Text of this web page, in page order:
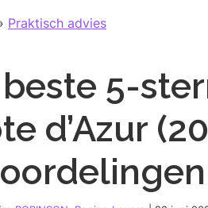
Praktisch advies
beste 5-
d’Azur